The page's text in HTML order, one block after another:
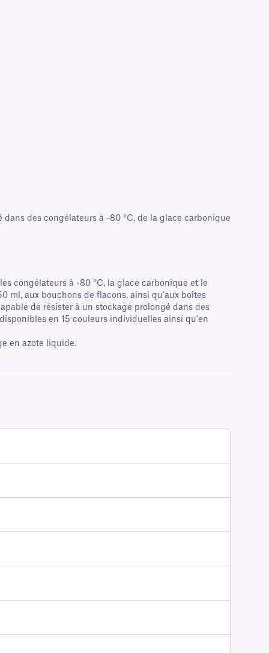
des congélateurs à -80 °C, de la glace carbonique
congélateurs à -80 °C, la glace carbonique et le
ml, aux bouchons de flacons, ainsi qu'aux boîtes
de résister à un stockage prolongé dans des
en 15 couleurs individuelles ainsi qu'en
en azote liquide.